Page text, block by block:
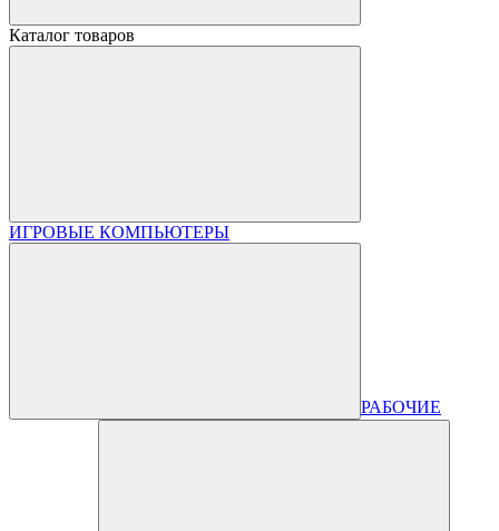
Каталог товаров
ИГРОВЫЕ КОМПЬЮТЕРЫ
РАБОЧИЕ